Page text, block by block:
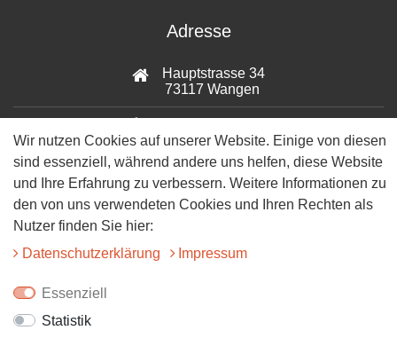
Adresse
Hauptstrasse 34
73117 Wangen
info@tiervitalshop.de
Folgt uns auf Facebook
Folgt uns auf Instagram
Wir nutzen Cookies auf unserer Website. Einige von diesen
sind essenziell, während andere uns helfen, diese Website
und Ihre Erfahrung zu verbessern. Weitere Informationen zu
den von uns verwendeten Cookies und Ihren Rechten als
Nutzer finden Sie hier:
Daten­schutz­erklärung
Impressum
Essenziell
Statistik